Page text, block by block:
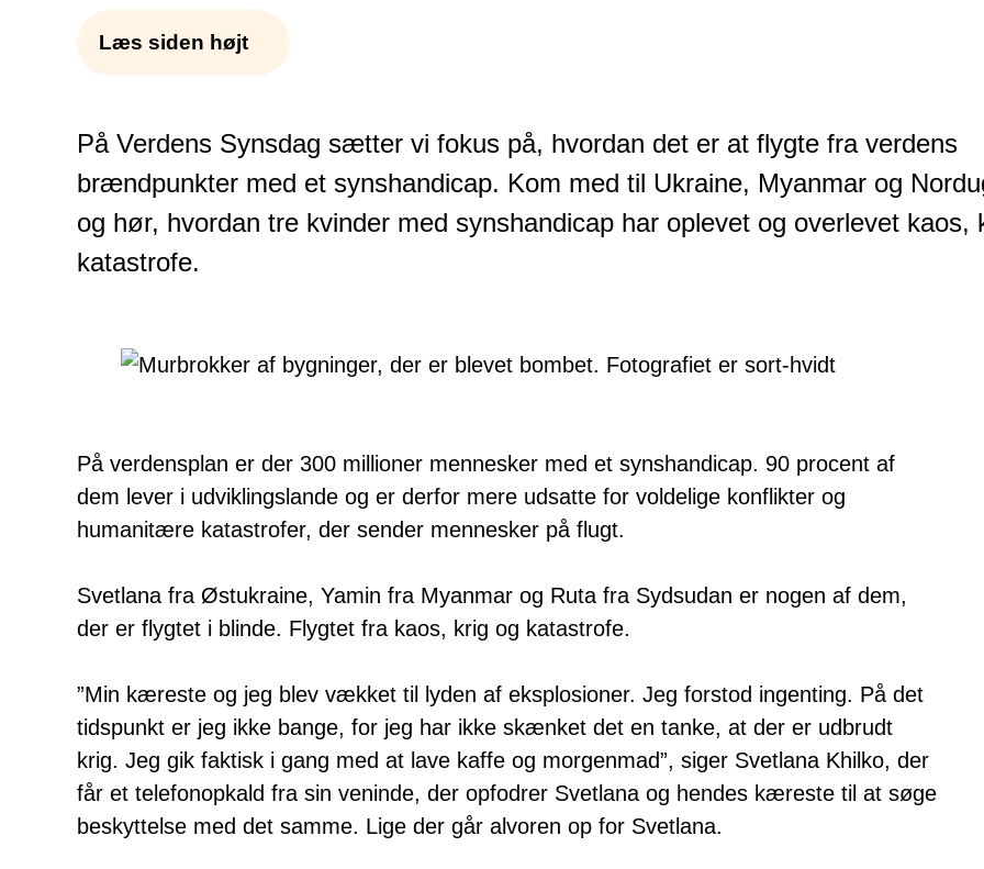
Læs siden højt
På Verdens Synsdag sætter vi fokus på, hvordan det er at flygte fra verdens
brændpunkter med et synshandicap. Kom med til Ukraine, Myanmar og
og hør, hvordan tre kvinder med synshandicap har oplevet og overlevet kaos,
katastrofe.
På verdensplan er der 300 millioner mennesker med et synshandicap. 90 procent af
dem lever i udviklingslande og er derfor mere udsatte for voldelige konflikter og
humanitære katastrofer, der sender mennesker på flugt.
Svetlana fra Østukraine, Yamin fra Myanmar og Ruta fra Sydsudan er nogen af dem,
der er flygtet i blinde. Flygtet fra kaos, krig og katastrofe.
”Min kæreste og jeg blev vækket til lyden af eksplosioner. Jeg forstod ingenting. På det
tidspunkt er jeg ikke bange, for jeg har ikke skænket det en tanke, at der er udbrudt
krig. Jeg gik faktisk i gang med at lave kaffe og morgenmad”, siger Svetlana Khilko, der
får et telefonopkald fra sin veninde, der opfodrer Svetlana og hendes kæreste til at søge
beskyttelse med det samme. Lige der går alvoren op for Svetlana.